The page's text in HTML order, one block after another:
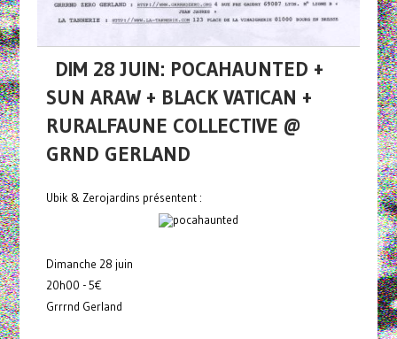
DIM 28 JUIN: POCAHAUNTED +
SUN ARAW + BLACK VATICAN +
RURALFAUNE COLLECTIVE @
GRND GERLAND
Ubik & Zerojardins présentent :
Dimanche 28 juin
20h00 - 5€
Grrrnd Gerland